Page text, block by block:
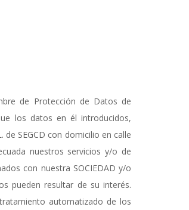
de Protección de Datos de
los datos en él introducidos,
de SEGCD con domicilio en calle
nuestros servicios y/o de
con nuestra SOCIEDAD y/o
pueden resultar de su interés.
automatizado de los